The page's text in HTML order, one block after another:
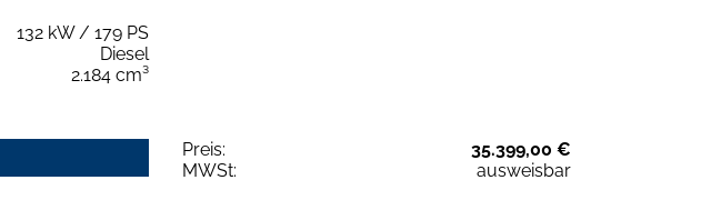
132 kW / 179 PS
Diesel
2.184 cm³
Preis:
35.399,00 €
MWSt:
ausweisbar